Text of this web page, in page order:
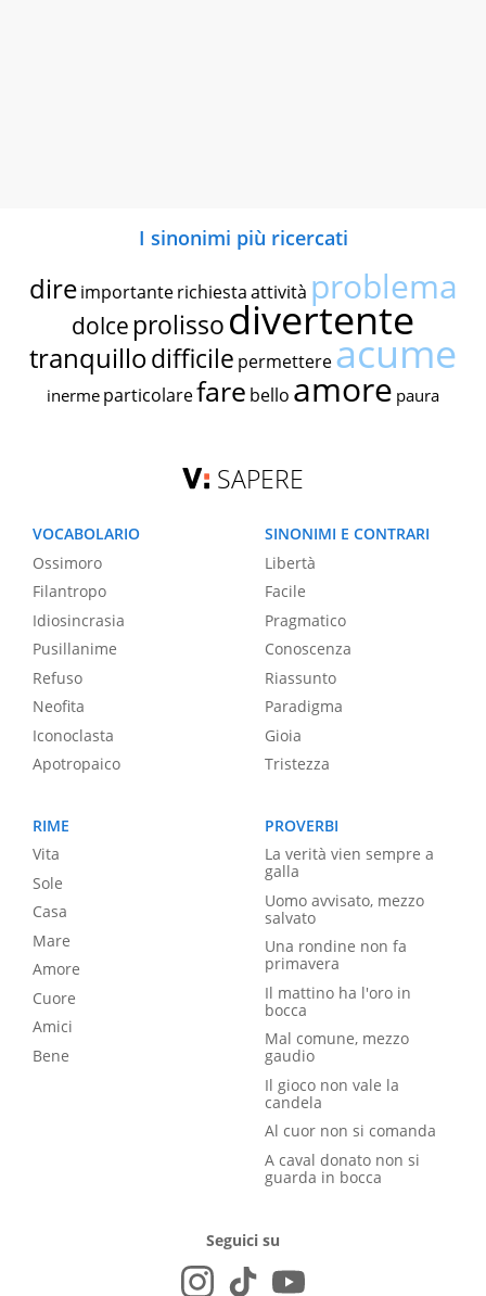
I sinonimi più ricercati
dire importante richiestaattività problema
dolce prolissodivertente
tranquillodifficile permettereacume
inerme particolarefare bello amore paura
SAPERE
VOCABOLARIO
Ossimoro
Filantropo
Idiosincrasia
Pusillanime
Refuso
Neofita
Iconoclasta
Apotropaico
SINONIMI E CONTRARI
Libertà
Facile
Pragmatico
Conoscenza
Riassunto
Paradigma
Gioia
Tristezza
RIME
Vita
Sole
Casa
Mare
Amore
Cuore
Amici
Bene
PROVERBI
La verità vien sempre a
galla
Uomo avvisato, mezzo
salvato
Una rondine non fa
primavera
Il mattino ha l'oro in
bocca
Mal comune, mezzo
gaudio
Il gioco non vale la
candela
Al cuor non si comanda
A caval donato non si
guarda in bocca
Seguici su